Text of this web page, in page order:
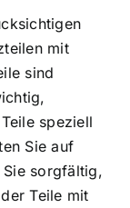
mit
sind
speziell
Sie auf
Sie sorgfältig,
Teile mit